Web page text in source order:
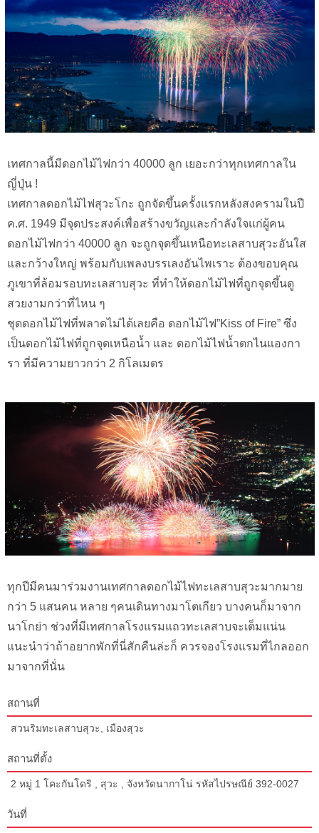
เทศกาลนี้มีดอกไม้ไฟกว่า 40000 ลูก เยอะกว่าทุกเทศกาลใน
ญี่ปุ่น !
เทศกาลดอกไม้ไฟสุวะโกะ ถูกจัดขึ้นครั้งแรกหลังสงครามในปี
ค.ศ. 1949 มีจุดประสงค์เพื่อสร้างขวัญและกำลังใจแก่ผู้คน
ดอกไม้ไฟกว่า 40000 ลูก จะถูกจุดขึ้นเหนือทะเลสาบสุวะอันใส
และกว้างใหญ่ พร้อมกับเพลงบรรเลงอันไพเราะ ต้องขอบคุณ
ภูเขาที่ล้อมรอบทะเลสาบสุวะ ที่ทำให้ดอกไม้ไฟที่ถูกจุดขึ้นดู
สวยงามกว่าที่ไหน ๆ
ชุดดอกไม้ไฟที่พลาดไม่ได้เลยคือ ดอกไม้ไฟ”Kiss of Fire” ซึ่ง
เป็นดอกไม้ไฟที่ถูกจุดเหนือน้ำ และ ดอกไม้ไฟน้ำตกไนแองกา
รา ที่มีความยาวกว่า 2 กิโลเมตร
ทุกปีมีคนมาร่วมงานเทศกาลดอกไม้ไฟทะเลสาบสุวะมากมาย
กว่า 5 แสนคน หลาย ๆคนเดินทางมาโตเกียว บางคนก็มาจาก
นาโกย่า ช่วงที่มีเทศกาลโรงแรมแถวทะเลสาบจะเต็มแน่น
แนะนำว่าถ้าอยากพักที่นี่สักคืนล่ะก็ ควรจองโรงแรมที่ไกลออก
มาจากที่นั่น
สถานที่
สวนริมทะเลสาบสุวะ, เมืองสุวะ
สถานที่ตั้ง
2 หมู่ 1 โคะกันโดริ , สุวะ , จังหวัดนากาโน่ รหัสไปรษณีย์ 392-0027
วันที่